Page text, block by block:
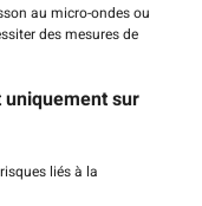
au micro-ondes ou
des mesures de
sur
liés à la